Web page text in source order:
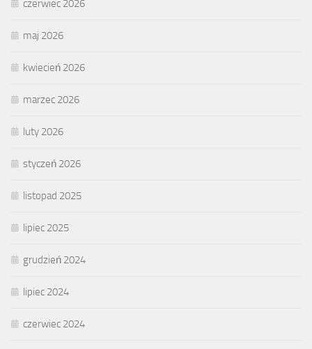
czerwiec 2026
maj 2026
kwiecień 2026
marzec 2026
luty 2026
styczeń 2026
listopad 2025
lipiec 2025
grudzień 2024
lipiec 2024
czerwiec 2024